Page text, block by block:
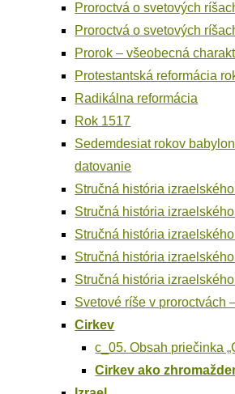
Pro­roc­tvá o sve­to­vých
Pro­roc­tvá o sve­to­vých
Pro­rok – vše­obec­ná
Pro­tes­tant­ská refor­má­cia
Radi­kál­na reformácia
Rok 1517
Sedem­de­siat rokov
datovanie
Struč­ná his­tó­ria
Struč­ná his­tó­ria
Struč­ná his­tó­ria
Struč­ná his­tó­ria
Struč­ná his­tó­ria
Sve­to­vé ríše v pro­roc­tvách
Cir­kev
c_05. Obsah prie­čin­ka
Cir­kev ako